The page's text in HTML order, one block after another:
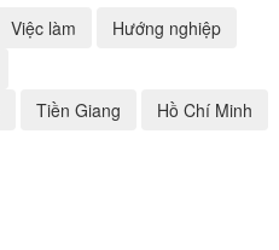
Việc làm
Hướng nghiệp
Tiền Giang
Hồ Chí Minh